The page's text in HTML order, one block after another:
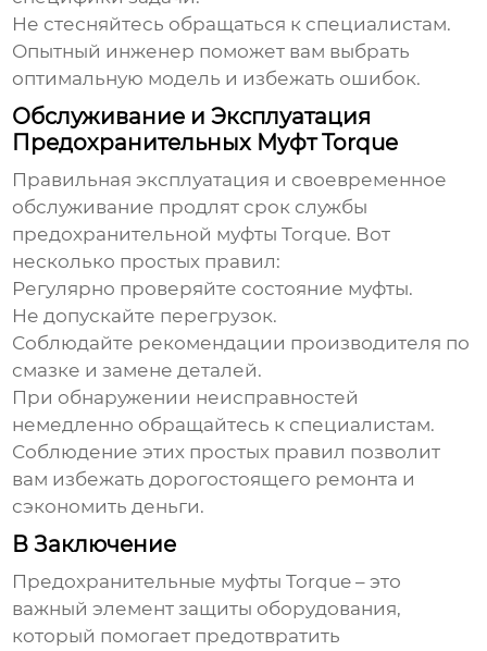
Не стесняйтесь обращаться к специалистам.
Опытный инженер поможет вам выбрать
оптимальную модель и избежать ошибок.
Обслуживание и Эксплуатация
Предохранительных Муфт Torque
Правильная эксплуатация и своевременное
обслуживание продлят срок службы
предохранительной муфты Torque. Вот
несколько простых правил:
Регулярно проверяйте состояние муфты.
Не допускайте перегрузок.
Соблюдайте рекомендации производителя по
смазке и замене деталей.
При обнаружении неисправностей
немедленно обращайтесь к специалистам.
Соблюдение этих простых правил позволит
вам избежать дорогостоящего ремонта и
сэкономить деньги.
В Заключение
Предохранительные муфты Torque – это
важный элемент защиты оборудования,
который помогает предотвратить